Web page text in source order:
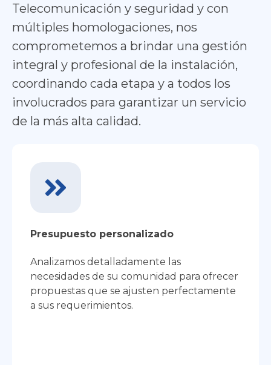
Telecomunicación y seguridad y con
múltiples homologaciones, nos
comprometemos a brindar una gestión
integral y profesional de la instalación,
coordinando cada etapa y a todos los
involucrados para garantizar un servicio
de la más alta calidad.
Presupuesto personalizado
Analizamos detalladamente las
necesidades de su comunidad para ofrecer
propuestas que se ajusten perfectamente
a sus requerimientos.